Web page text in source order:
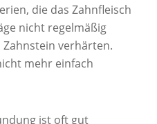
die das Zahnfleisch
nicht regelmäßig
verhärten.
mehr einfach
ist oft gut